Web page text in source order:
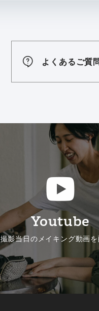
よくあるご質
Youtube
撮影当日のメイキング動画